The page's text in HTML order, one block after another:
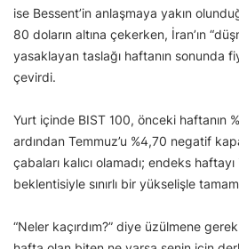
ise Bessent’in anlaşmaya yakın
80 doların altına çekerken, İran’ın
yasaklayan taslağı haftanın sonunda
çevirdi.
Yurt içinde BIST 100, önceki haftanın
ardından Temmuz’u %4,70 negatif
çabaları kalıcı olamadı; endeks
beklentisiyle sınırlı bir yükselişle
“Neler kaçırdım?” diye üzülmene